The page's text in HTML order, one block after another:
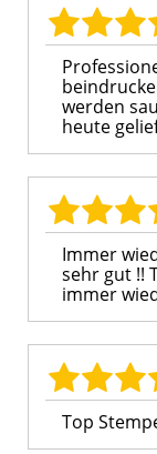
werden
heute
Immer
sehr gut !!
immer
Top